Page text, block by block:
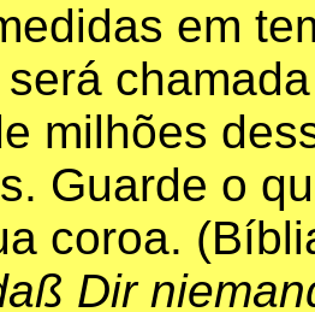
em
milhões
Guarde o
coroa.
Dir